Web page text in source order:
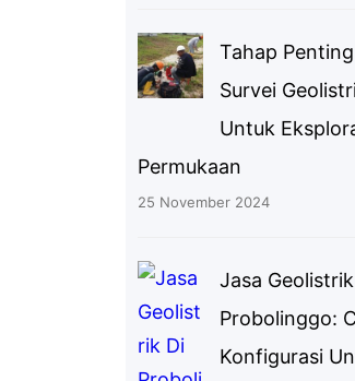
Tahap
Survei
Untuk
Permukaan
25 November 2024
Jasa
Probolinggo:
Konfigurasi